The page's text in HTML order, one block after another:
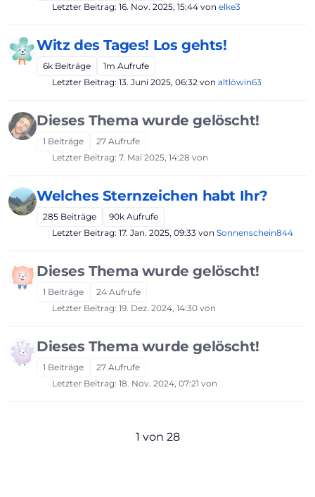
Letzter Beitrag: 16. Nov. 2025, 15:44 von elke3
Witz des Tages! Los gehts!
6k Beiträge 1m Aufrufe
Letzter Beitrag: 13. Juni 2025, 06:32 von altlöwin63
Dieses Thema wurde gelöscht!
1 Beiträge 27 Aufrufe
Letzter Beitrag: 7. Mai 2025, 14:28 von
Welches Sternzeichen habt Ihr?
285 Beiträge 90k Aufrufe
Letzter Beitrag: 17. Jan. 2025, 09:33 von Sonnenschein844
Dieses Thema wurde gelöscht!
1 Beiträge 24 Aufrufe
Letzter Beitrag: 19. Dez. 2024, 14:30 von
Dieses Thema wurde gelöscht!
1 Beiträge 27 Aufrufe
Letzter Beitrag: 18. Nov. 2024, 07:21 von
1 von 28